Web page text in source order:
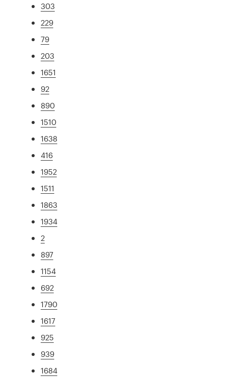
303
229
79
203
1651
92
890
1510
1638
416
1952
1511
1863
1934
2
897
1154
692
1790
1617
925
939
1684